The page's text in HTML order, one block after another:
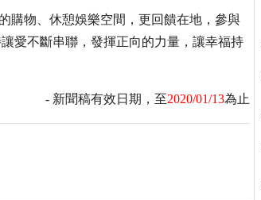
購物、休憩娛樂空間，更回饋在地，參與
愛不斷串聯，發揮正向的力量，讓幸福持
- 新聞稿有效日期，至2020/01/13為止